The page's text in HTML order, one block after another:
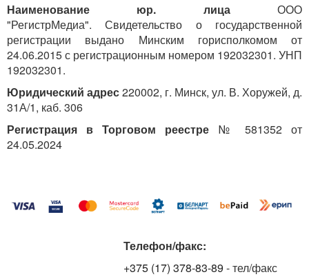
Наименование юр. лицаООО
"РегистрМедиа". Свидетельство о государственной
регистрации выдано Минским горисполкомом от
24.06.2015 с регистрационным номером 192032301. УНП
192032301.
Юридический адрес220002, г. Минск, ул. В. Хоружей, д.
31А/1, каб. 306
Регистрация в Торговом реестре № 581352 от
24.05.2024
Телефон/факс:
+375 (17) 378-83-89 - тел/факс